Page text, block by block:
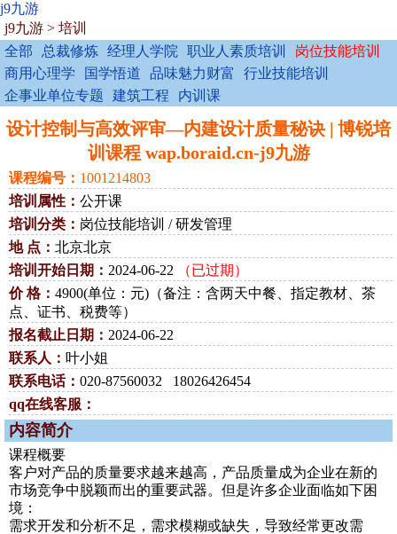
j9九游
j9九游 > 培训
全部
总裁修炼 经理人学院 职业人素质培训
岗位技能培训
商用心理学
国学悟道 品味魅力财富
行业技能培训
企事业单位专题
建筑工程 内训课
设计控制与高效评审—内建设计质量秘诀 | 博锐培
训课程 wap.boraid.cn-j9九游
课程编号： 1001214803
培训属性： 公开课
培训分类： 岗位技能培训 / 研发管理
地 点： 北京北京
培训开始日期： 2024-06-22
（已过期）
价 格： 4900(单位：元)（备注：含两天中餐、指定教材、茶
点、证书、税费等）
报名截止日期： 2024-06-22
联系人： 叶小姐
联系电话： 020-87560032 18026426454
qq在线客服：
内容简介
课程概要
客户对产品的质量要求越来越高，产品质量成为企业在新的
市场竞争中脱颖而出的重要武器。但是许多企业面临如下困
境：
需求开发和分析不足，需求模糊或缺失，导致经常更改需